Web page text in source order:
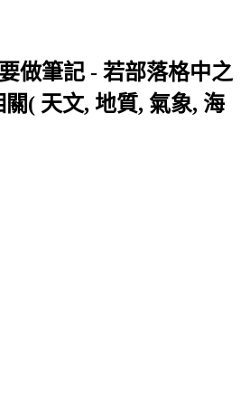
做筆記 - 若部落格中之
( 天文, 地質, 氣象, 海